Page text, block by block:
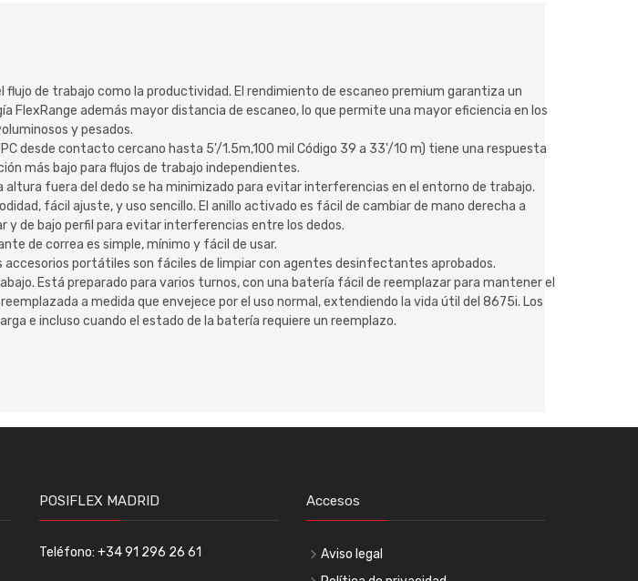
de trabajo como la productividad. El rendimiento de escaneo premium garantiza un
FlexRange además mayor distancia de escaneo, lo que permite una mayor eficiencia en los
y pesados.
desde contacto cercano hasta 5'/1.5m,100 mil Código 39 a 33'/10 m) tiene una respuesta
más bajo para flujos de trabajo independientes.
fuera del dedo se ha minimizado para evitar interferencias en el entorno de trabajo.
fácil ajuste, y uso sencillo. El anillo activado es fácil de cambiar de mano derecha a
y de bajo perfil para evitar interferencias entre los dedos.
de correa es simple, mínimo y fácil de usar.
portátiles son fáciles de limpiar con agentes desinfectantes aprobados.
Está preparado para varios turnos, con una batería fácil de reemplazar para mantener el
a medida que envejece por el uso normal, extendiendo la vida útil del 8675i. Los
e incluso cuando el estado de la batería requiere un reemplazo.
POSIFLEX MADRID
Teléfono: +34 91 296 26 61
Accesos
Aviso legal